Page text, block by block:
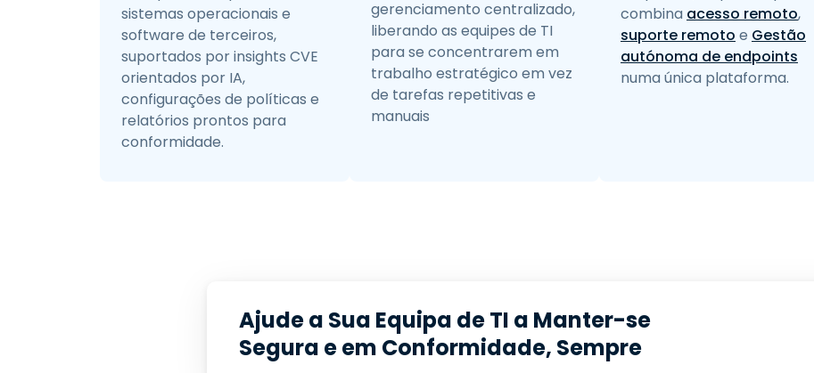
sistemas operacionais e
software de terceiros,
suportados por insights CVE
orientados por IA,
configurações de políticas e
relatórios prontos para
conformidade.
gerenciamento centralizado,
liberando as equipes de TI
para se concentrarem em
trabalho estratégico em vez
de tarefas repetitivas e
manuais
combina acesso remoto,
suporte remoto e Gestão
autónoma de endpoints
numa única plataforma.
Ajude a Sua Equipa de TI a Manter-se
Segura e em Conformidade, Sempre